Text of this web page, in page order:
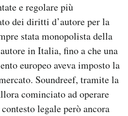
e regolare più
dei diritti d’autore per la
stata monopolista della
in Italia, fino a che una
europeo aveva imposto la
Soundreef, tramite la
cominciato ad operare
legale però ancora